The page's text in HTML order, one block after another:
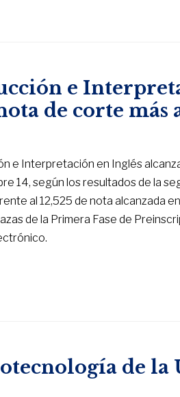
e
de corte más
e Interpretación en Inglés
14, según los resultados de la
al 12,525 de nota alcanzada
de la Primera Fase de
de la